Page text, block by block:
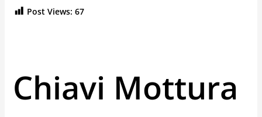
Post Views: 67
Chiavi Mottura